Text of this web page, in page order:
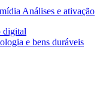
Análises e ativação
digital
e bens duráveis